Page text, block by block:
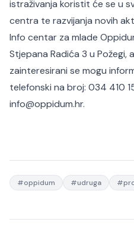
istraživanja koristit će se u
centra te razvijanja novih
Info centar za mlade
Stjepana Radića 3 u Požegi,
zainteresirani se mogu
telefonski na broj: 034 410
info@oppidum.hr.
#oppidum #udruga #